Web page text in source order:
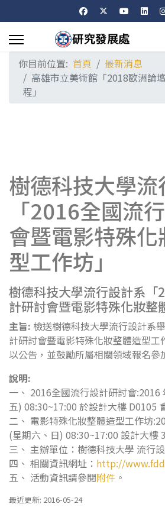
你目前位置: 首頁
最新消息
高雄市立美術館「2018歐洲論
程」
樹德科技大學
「2016全國流
會暨電影特殊
型工作坊」
樹德科技大學流行設計系「
計研討會暨電影特殊化妝整
主旨: 檢送樹德科技大學流行設計系
計研討會暨電影特殊化妝整體造型
以公告，並鼓勵所屬相關領域報名參
說明:
一、 2016全國流行設計研討會:2016
五) 08:30~17:00 於設計大樓 D0105
二、 電影特殊化妝整體造型工作坊
(星期六、日) 08:30~17:00 設計大樓
三、 主辦單位：樹德科技大學 流行
四、 相關資訊網址： http://
五、 活動資訊請參閱附件 。
最近更新: 2016-05-24